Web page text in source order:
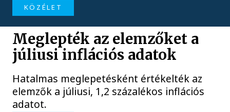
KÖZÉLET
Meglepték az elemzőket a
júliusi inflációs adatok
Hatalmas meglepetésként értékelték az
elemzők a júliusi, 1,2 százalékos inflációs
adatot.